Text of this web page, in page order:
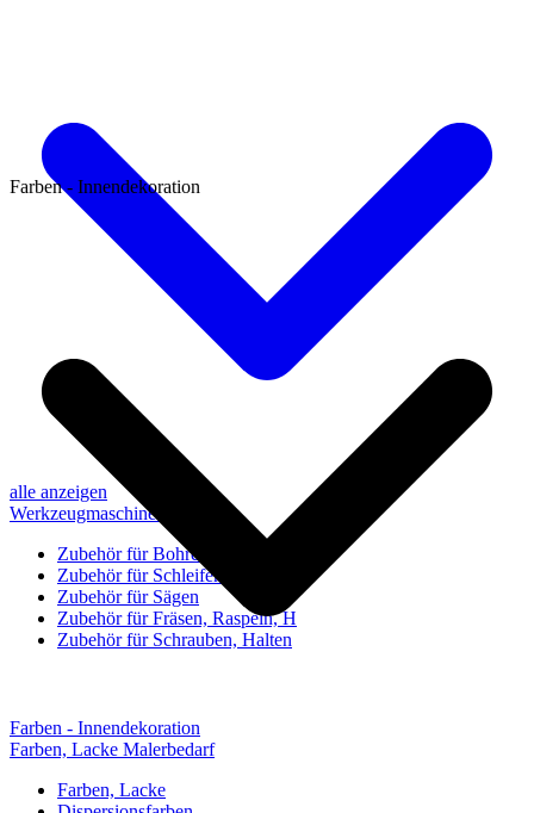
alle anzeigen
Werkzeugmaschinen-Zubehör
Zubehör für Bohren, Bohrhilfen
Zubehör für Schleifen, Poliere
Zubehör für Sägen
Zubehör für Fräsen, Raspeln, H
Zubehör für Schrauben, Halten
Farben - Innendekoration
Farben - Innendekoration
Farben, Lacke Malerbedarf
Farben, Lacke